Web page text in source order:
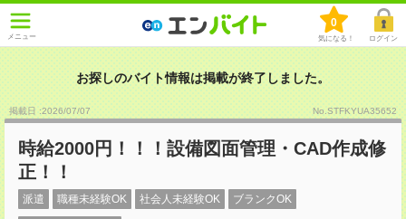
メニュー
0
気になる！ ログイン
お探しのバイト情報は掲載が終了しました。
掲載日 :2026/07/07 No.STFKYUA35652
時給2000円！！！設備図面管理・CAD作成修
正！！
派遣 職種未経験OK 社会人未経験OK ブランクOK